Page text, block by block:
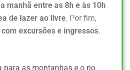
manhã entre as 8h e às 10h
de lazer ao livre. Por fim,
excursões e ingressos.
para as montanhas e o rio